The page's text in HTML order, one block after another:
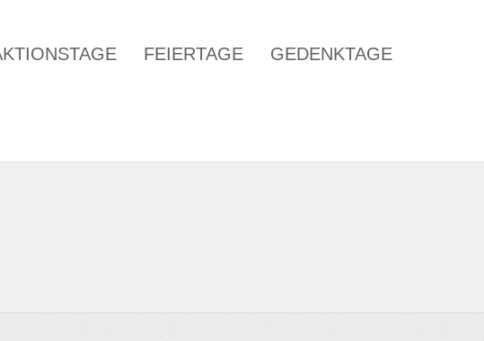
FEIERTAGE GEDENKTAGE